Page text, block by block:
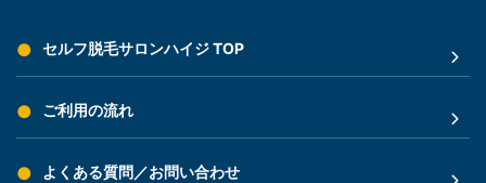
セルフ脱毛サロンハイジ TOP
ご利用の流れ
よくある質問／お問い合わせ